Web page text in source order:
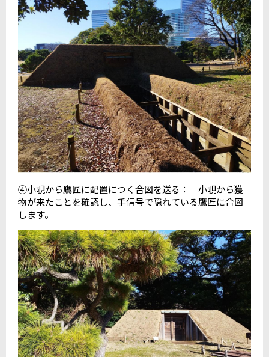
④小覗から鷹匠に配置につく合図を送る： 小覗から獲
物が来たことを確認し、手信号で隠れている鷹匠に合図
します。